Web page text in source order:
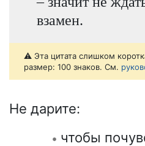
взамен.
⚠️ Эта цитата слишком
размер: 100 знаков. См.
Не дарите:
чтобы